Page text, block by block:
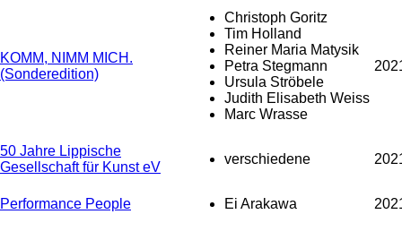
KOMM, NIMM MICH.
(Sonderedition)
Christoph Goritz
Tim Holland
Reiner Maria Matysik
Petra Stegmann
Ursula Ströbele
Judith Elisabeth Weiss
Marc Wrasse
50 Jahre Lippische
Gesellschaft für Kunst eV
verschiedene
Performance People Ei Arakawa